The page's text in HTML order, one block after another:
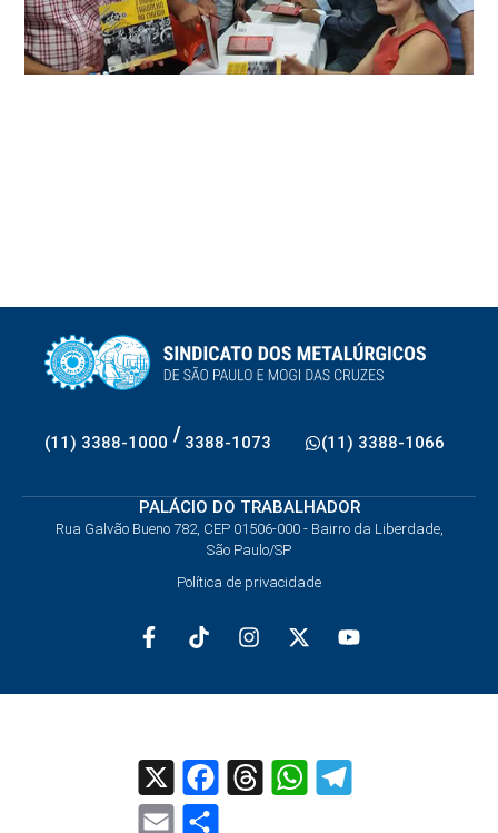
(11) 3388-1000 / 3388-1073 (11) 3388-1066
PALÁCIO DO TRABALHADOR
Rua Galvão Bueno 782, CEP 01506-000 - Bairro da Liberdade,
São Paulo/SP
Política de privacidade
X Facebook
ThreadsWhatsAppTelegram
EmailShare